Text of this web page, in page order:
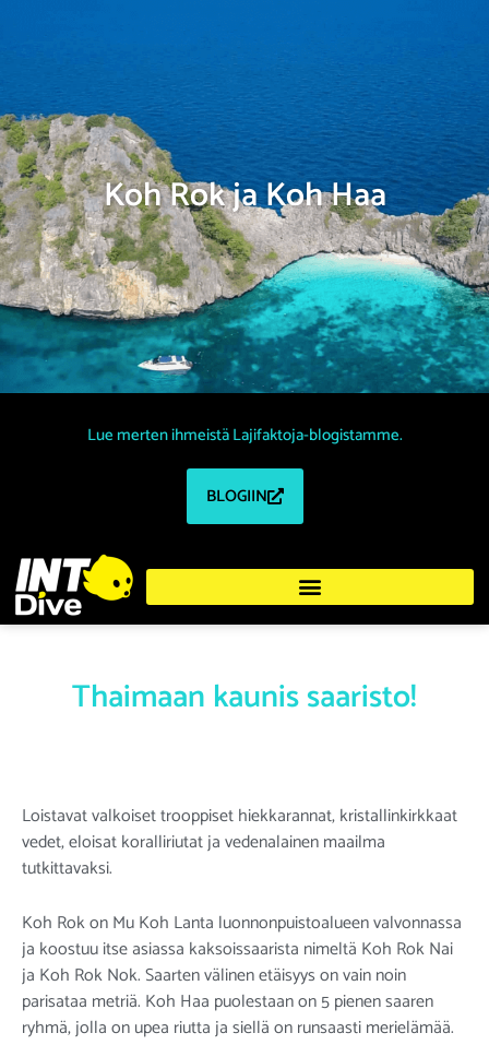
Koh Rok ja Koh Haa
Lue merten ihmeistä Lajifaktoja-blogistamme.
BLOGIIN
Thaimaan kaunis saaristo!
Loistavat valkoiset trooppiset hiekkarannat, kristallinkirkkaat
vedet, eloisat koralliriutat ja vedenalainen maailma
tutkittavaksi.
Koh Rok on Mu Koh Lanta luonnonpuistoalueen valvonnassa
ja koostuu itse asiassa kaksoissaarista nimeltä Koh Rok Nai
ja Koh Rok Nok. Saarten välinen etäisyys on vain noin
parisataa metriä. Koh Haa puolestaan on 5 pienen saaren
ryhmä, jolla on upea riutta ja siellä on runsaasti merielämää.